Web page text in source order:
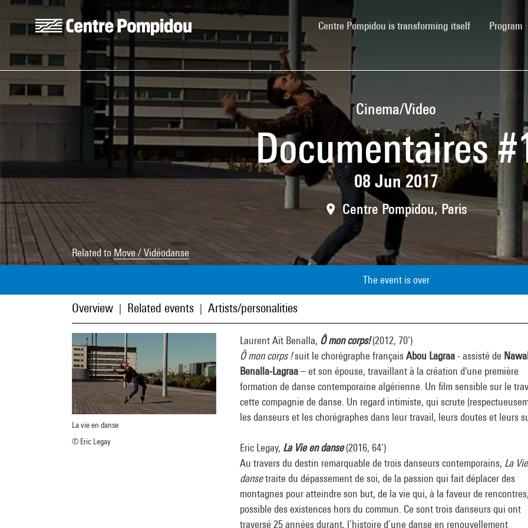
Skip to main content
Centre Pompidou
Centre Pompidou is transforming itself(current)Program
Cinema/Video
Documentaires
08 Jun 2017
Centre Pompidou, Paris
Related to Move / Vidéodanse
The event is over
Overview Related events Artists/personalities
La vie en danse
© Eric Legay
Laurent Aït Benalla, Ô mon corps!(2012, 70’)
Ô mon corps !suit le chorégraphe françaisAbou Lagraa- assisté de
Benalla-Lagraa– et son épouse, travaillant à la création d'une première
formation de danse contemporaine algérienne. Un film sensible sur le
cette compagnie de danse. Un regard intimiste, qui scrute
les danseurs et les chorégraphes dans leur travail, leurs doutes et leurs
Eric Legay, La Vie en danse(2016, 64’)
Au travers du destin remarquable de trois danseurs contemporains, La
dansetraite du dépassement de soi, de la passion qui fait déplacer des
montagnes pour atteindre son but, de la vie qui, à la faveur de
possible des existences hors du commun. Ce sont trois danseurs qui ont
traversé 25 années durant, l’histoire d’une danse en renouvellement